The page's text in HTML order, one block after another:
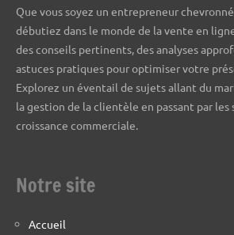
Que vous soyez un entrepreneur
débutiez dans le monde de la vente en
des conseils pertinents, des analyses
astuces pratiques pour optimiser votre
Explorez un éventail de sujets allant du
la gestion de la clientèle en passant par les
croissance commerciale.
Notre site
Accueil